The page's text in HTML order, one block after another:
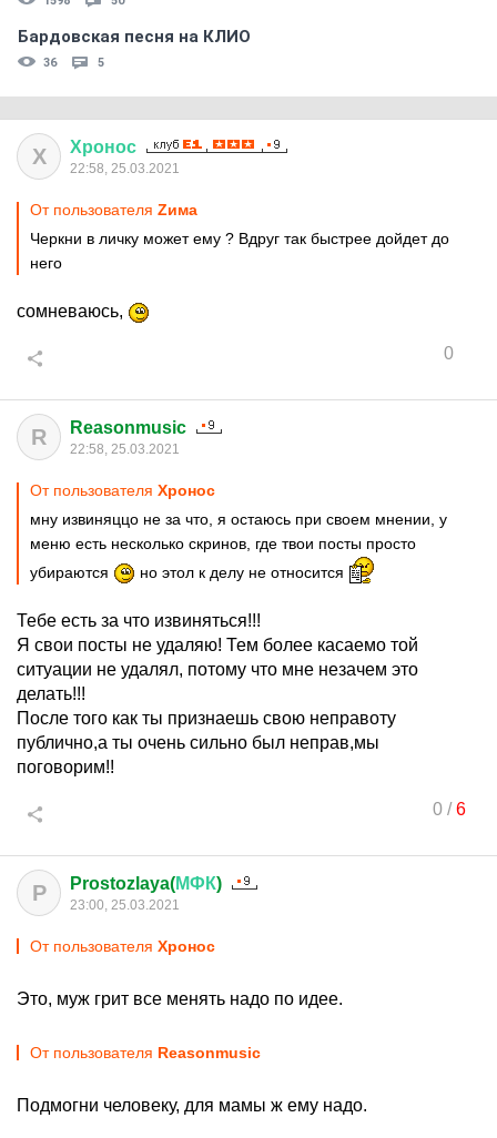
Бардовская песня на КЛИО
36 5
Х Хронос
22:58, 25.03.2021
От пользователя Zима
Черкни в личку может ему ? Вдруг так быстрее дойдет до
него
сомневаюсь,
0
R Reasonmusic
22:58, 25.03.2021
От пользователя Хронос
мну извиняццо не за что, я остаюсь при своем мнении, у
меню есть несколько скринов, где твои посты просто
убираются
но этол к делу не относится
Тебе есть за что извиняться!!!
Я свои посты не удаляю! Тем более касаемо той
ситуации не удалял, потому что мне незачем это
делать!!!
После того как ты признаешь свою неправоту
публично,а ты очень сильно был неправ,мы
поговорим!!
0/6
P Prostozlaya(МФК)
23:00, 25.03.2021
От пользователя Хронос
Это, муж грит все менять надо по идее.
От пользователя Reasonmusic
Подмогни человеку, для мамы ж ему надо.